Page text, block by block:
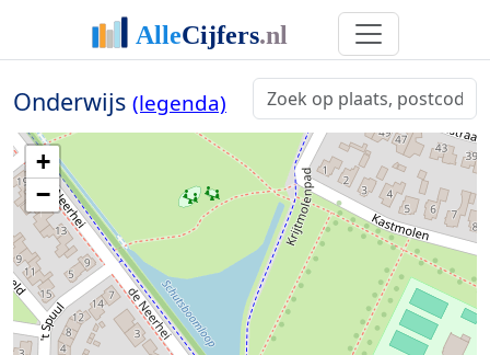
Onderwijs (legenda)
+
−